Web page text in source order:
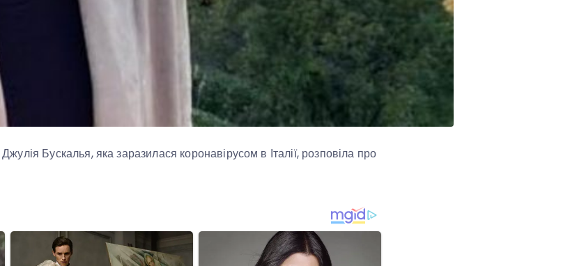
Бускалья, яка заразилася коронавірусом в Італії, розповіла про